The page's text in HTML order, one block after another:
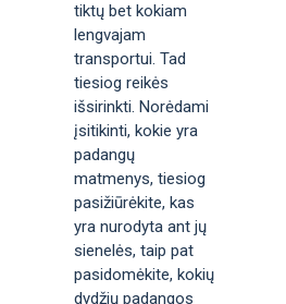
tiktų bet kokiam
lengvajam
transportui. Tad
tiesiog reikės
išsirinkti. Norėdami
įsitikinti, kokie yra
padangų
matmenys, tiesiog
pasižiūrėkite, kas
yra nurodyta ant jų
sienelės, taip pat
pasidomėkite, kokių
dydžių padangos